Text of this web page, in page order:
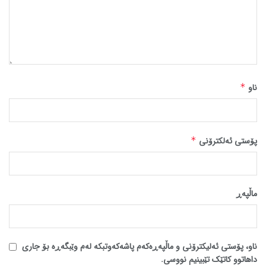
ناو *
پۆستی ئەلکترۆنی *
ماڵپه‌ڕ
ناو، پۆستی ئەلیکترۆنی و ماڵپەڕەکەم پاشەکەوتبکە لەم وێبگەڕە بۆ جاری
داهاتوو کاتێک تێبینیم نووسی.